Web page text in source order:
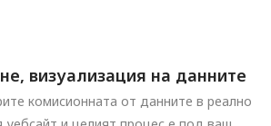
визуализация на данните
комисионната от данните в реално